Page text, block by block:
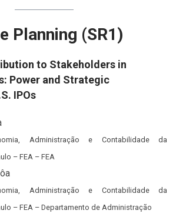
Planning (SR1)
to Stakeholders in
Power and Strategic
IPOs
Administração e Contabilidade da
– FEA – FEA
Administração e Contabilidade da
– FEA – Departamento de Administração